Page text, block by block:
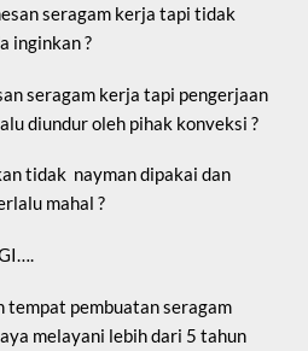
seragam kerja tapi tidak
inginkan ?
seragam kerja tapi pengerjaan
diundur oleh pihak konveksi ?
tidak nayman dipakai dan
mahal ?
tempat pembuatan seragam
melayani lebih dari 5 tahun